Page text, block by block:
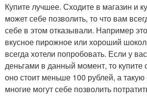
Купите лучшее. Сходите в магазин и
может себе позволить, то что вам
себе в этом отказывали. Например
вкусное пирожное или хороший
всегда хотели попробовать. Если у
деньгами в данный момент, то
оно стоит меньше 100 рублей, а
многие могут себе позволить